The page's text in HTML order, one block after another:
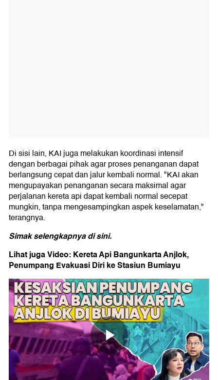
Di sisi lain, KAI juga melakukan koordinasi intensif
dengan berbagai pihak agar proses penanganan dapat
berlangsung cepat dan jalur kembali normal. "KAI akan
mengupayakan penanganan secara maksimal agar
perjalanan kereta api dapat kembali normal secepat
mungkin, tanpa mengesampingkan aspek keselamatan,"
terangnya.
Simak selengkapnyadi sini.
Lihat juga Video: Kereta Api Bangunkarta Anjlok,
Penumpang Evakuasi Diri ke Stasiun Bumiayu